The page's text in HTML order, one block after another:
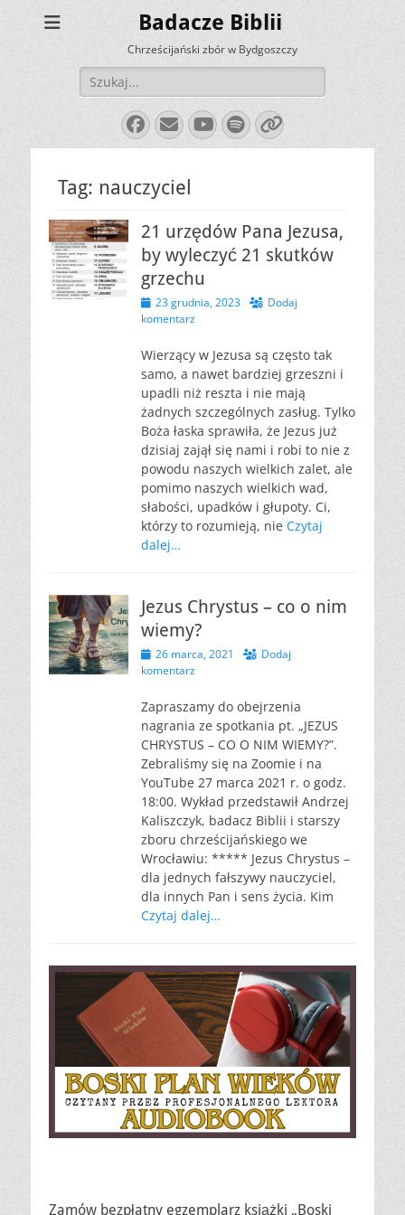
Badacze Biblii
Chrześcijański zbór w Bydgoszczy
Szukaj:
Facebook
E-
mail
YouTube
Spotify
Link
Tag: nauczyciel
21 urzędów Pana Jezusa,
by wyleczyć 21 skutków
grzechu
Opublikowano
23 grudnia, 2023
Dodaj
komentarz
Wierzący w Jezusa są często tak
samo, a nawet bardziej grzeszni i
upadli niż reszta i nie mają
żadnych szczególnych zasług. Tylko
Boża łaska sprawiła, że Jezus już
dzisiaj zajął się nami i robi to nie z
powodu naszych wielkich zalet, ale
pomimo naszych wielkich wad,
słabości, upadków i głupoty. Ci,
którzy to rozumieją, nie Czytaj
dalej…
Jezus Chrystus – co o nim
wiemy?
Opublikowano
26 marca, 2021
Dodaj
komentarz
Zapraszamy do obejrzenia
nagrania ze spotkania pt. „JEZUS
CHRYSTUS – CO O NIM WIEMY?”.
Zebraliśmy się na Zoomie i na
YouTube 27 marca 2021 r. o godz.
18:00. Wykład przedstawił Andrzej
Kaliszczyk, badacz Biblii i starszy
zboru chrześcijańskiego we
Wrocławiu: ***** Jezus Chrystus –
dla jednych fałszywy nauczyciel,
dla innych Pan i sens życia. Kim
Czytaj dalej…
Zamów bezpłatny egzemplarz książki „Boski